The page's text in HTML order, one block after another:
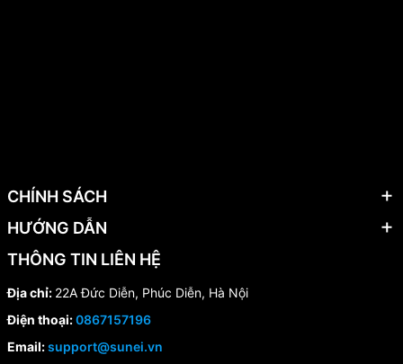
CHÍNH SÁCH
HƯỚNG DẪN
THÔNG TIN LIÊN HỆ
Địa chỉ: 22A Đức Diễn, Phúc Diễn, Hà Nội
Điện thoại:0867157196
Email:support@sunei.vn